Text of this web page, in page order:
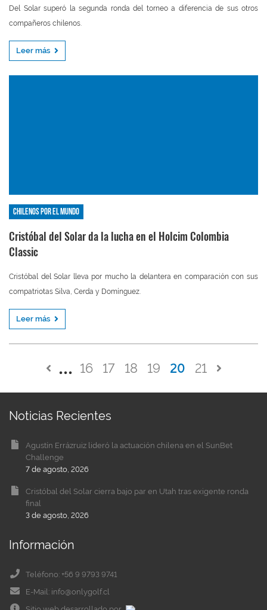
Del Solar superó la segunda ronda del torneo a diferencia de sus otros
compañeros chilenos.
Leer más
Chilenos por el mundo
Cristóbal del Solar da la lucha en el Holcim Colombia
Classic
Cristóbal del Solar lleva por mucho la delantera en comparación con sus
compatriotas Silva, Cerda y Domínguez.
Leer más
16 17 18 19 20 21
Noticias Recientes
Agustín Errázruiz lideró la actuación chilena en el SunBet
Challenge
7 de agosto, 2026
Cristóbal del Solar cierra bajo par en Utah tras exigente ronda
final
3 de agosto, 2026
Información
Teléfono: +56 9 9793 9741
E-Mail: info@onlygolf.cl